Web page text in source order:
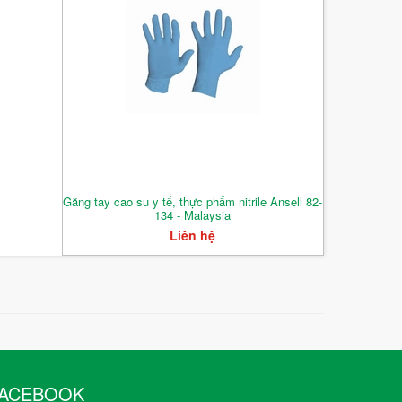
Găng tay cao su y tế, thực phẩm nitrile Ansell 82-
134 - Malaysia
Liên hệ